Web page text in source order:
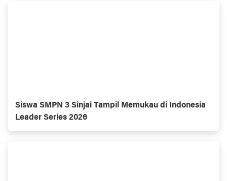
Siswa SMPN 3 Sinjai Tampil Memukau di Indonesia
Leader Series 2026